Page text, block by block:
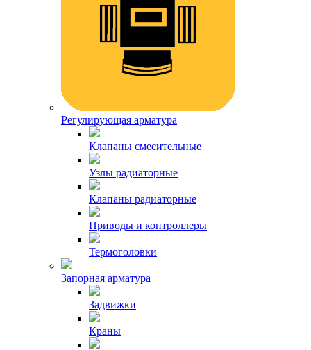
Регулирующая арматура
Клапаны смесительные
Узлы радиаторные
Клапаны радиаторные
Приводы и контроллеры
Термоголовки
Запорная арматура
Задвижки
Краны